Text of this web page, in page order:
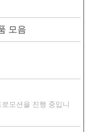
모음
모션을 진행 중입니